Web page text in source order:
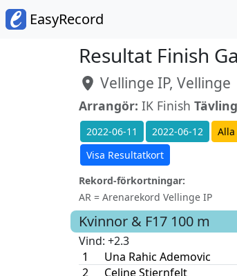
EasyRecord
Resultat Finish
Vellinge IP, Vellinge
Arrangör: IK Finish
2022-06-11 2022-06-12
Visa Resultatkort
Rekord-förkortningar:
AR = Arenarekord Vellinge IP
Kvinnor & F17 100 m
Vind: +2.3
1
Una Rahic Ademovic
2
Celine Stjernfelt